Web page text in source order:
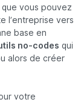
que vous pouvez
l’entreprise vers
base en
no-codes qui
alors de créer
votre